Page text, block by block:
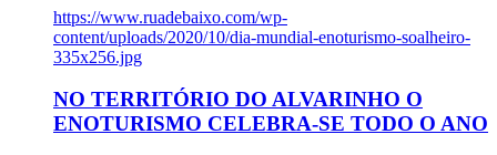
https://www.ruadebaixo.com/wp-
content/uploads/2020/10/dia-mundial-enoturismo-soalheiro-
335x256.jpg
NO TERRITÓRIO DO ALVARINHO O
ENOTURISMO CELEBRA-SE TODO O ANO